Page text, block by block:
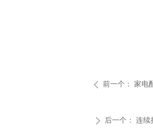
ꄴ 前一个： 家电
ꄲ 后一个： 连续